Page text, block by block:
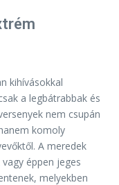
kihívásokkal
a legbátrabbak és
nem csupán
komoly
A meredek
éppen jeges
melyekben